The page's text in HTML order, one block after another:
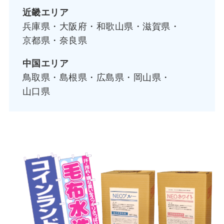
近畿エリア
兵庫県・大阪府・和歌山県・滋賀県・
京都県・奈良県
中国エリア
鳥取県・島根県・広島県・岡山県・
山口県